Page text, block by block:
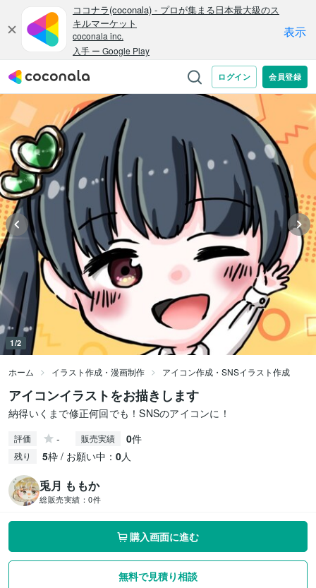
1/2
ホーム イラスト作成・漫画制作 アイコン作成・SNSイラスト作成
アイコンイラストをお描きします
納得いくまで修正何回でも！SNSのアイコンに！
評価 - 販売実績 0件
残り 5枠 / お願い中： 0人
兎月 ももか
総販売実績： 0件
購入画面に進む
無料で見積り相談